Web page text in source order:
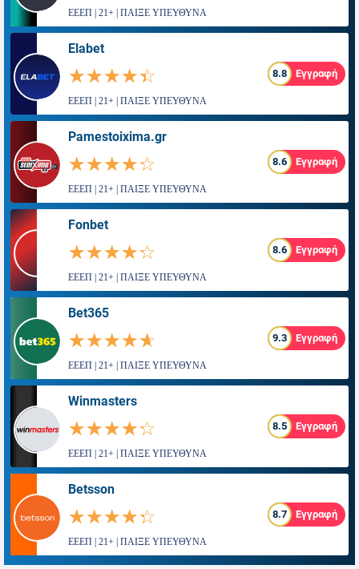
ΕΕΕΠ | 21+ | ΠΑΙΞΕ ΥΠΕΥΘΥΝΑ
Elabet
☆☆☆☆☆
★★★★★ 8.8 Εγγραφή
ΕΕΕΠ | 21+ | ΠΑΙΞΕ ΥΠΕΥΘΥΝΑ
Pamestoixima.gr
☆☆☆☆☆
★★★★★ 8.6 Εγγραφή
ΕΕΕΠ | 21+ | ΠΑΙΞΕ ΥΠΕΥΘΥΝΑ
Fonbet
☆☆☆☆☆
★★★★★ 8.6 Εγγραφή
ΕΕΕΠ | 21+ | ΠΑΙΞΕ ΥΠΕΥΘΥΝΑ
Bet365
☆☆☆☆☆
★★★★★ 9.3 Εγγραφή
ΕΕΕΠ | 21+ | ΠΑΙΞΕ ΥΠΕΥΘΥΝΑ
Winmasters
☆☆☆☆☆
★★★★★ 8.5 Εγγραφή
ΕΕΕΠ | 21+ | ΠΑΙΞΕ ΥΠΕΥΘΥΝΑ
Betsson
☆☆☆☆☆
★★★★★ 8.7 Εγγραφή
ΕΕΕΠ | 21+ | ΠΑΙΞΕ ΥΠΕΥΘΥΝΑ